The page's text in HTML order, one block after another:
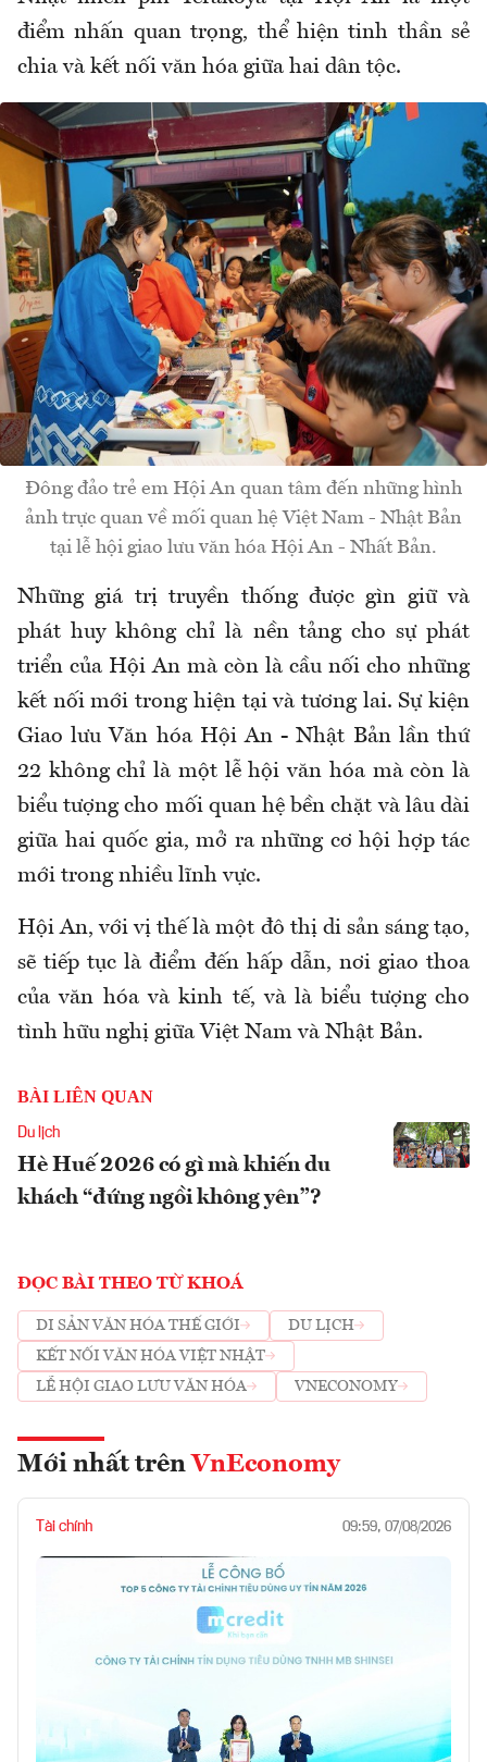
điểm nhấn quan trọng, thể hiện tinh thần sẻ
chia và kết nối văn hóa giữa hai dân tộc.
Đông đảo trẻ em Hội An quan tâm đến những hình
ảnh trực quan về mối quan hệ Việt Nam - Nhật Bản
tại lễ hội giao lưu văn hóa Hội An - Nhất Bản.
Những giá trị truyền thống được gìn giữ và
phát huy không chỉ là nền tảng cho sự phát
triển của Hội An mà còn là cầu nối cho những
kết nối mới trong hiện tại và tương lai. Sự kiện
Giao lưu Văn hóa Hội An - Nhật Bản lần thứ
22 không chỉ là một lễ hội văn hóa mà còn là
biểu tượng cho mối quan hệ bền chặt và lâu dài
giữa hai quốc gia, mở ra những cơ hội hợp tác
mới trong nhiều lĩnh vực.
Hội An, với vị thế là một đô thị di sản sáng tạo,
sẽ tiếp tục là điểm đến hấp dẫn, nơi giao thoa
của văn hóa và kinh tế, và là biểu tượng cho
tình hữu nghị giữa Việt Nam và Nhật Bản.
BÀI LIÊN QUAN
Du lịch
Hè Huế 2026 có gì mà khiến du
khách “đứng ngồi không yên”?
ĐỌC BÀI THEO TỪ KHOÁ
DI SẢN VĂN HÓA THẾ GIỚI
DU LỊCH
KẾT NỐI VĂN HÓA VIỆT NHẬT
LỄ HỘI GIAO LƯU VĂN HÓA
VNECONOMY
Mới nhất trên VnEconomy
Tài chính 09:59, 07/08/2026